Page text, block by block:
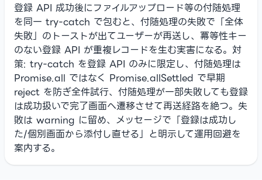
登録 API 成功後にファイルアップロード等の付随処理
を同一 try-catch で包むと、付随処理の失敗で「全体
失敗」のトーストが出てユーザーが再送し、冪等性キー
のない登録 API が重複レコードを生む実害になる。対
策: try-catch を登録 API のみに限定し、付随処理は
Promise.all ではなく Promise.allSettled で早期
reject を防ぎ全件試行、付随処理が一部失敗しても登録
は成功扱いで完了画面へ遷移させて再送経路を絶つ。失
敗は warning に留め、メッセージで「登録は成功し
た/個別画面から添付し直せる」と明示して運用回避を
案内する。